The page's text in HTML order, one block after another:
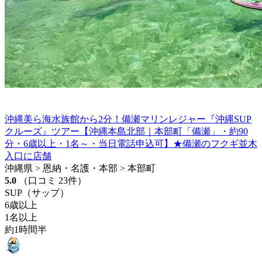
沖縄美ら海水族館から2分！備瀬マリンレジャー『沖縄SUP
クルーズ』ツアー【沖縄本島北部｜本部町「備瀬」・約90
分・6歳以上・1名～・当日電話申込可】★備瀬のフクギ並木
入口に店舗
沖縄県 > 恩納・名護・本部 > 本部町
5.0
（口コミ 23件）
SUP（サップ）
6歳以上
1名以上
約1時間半